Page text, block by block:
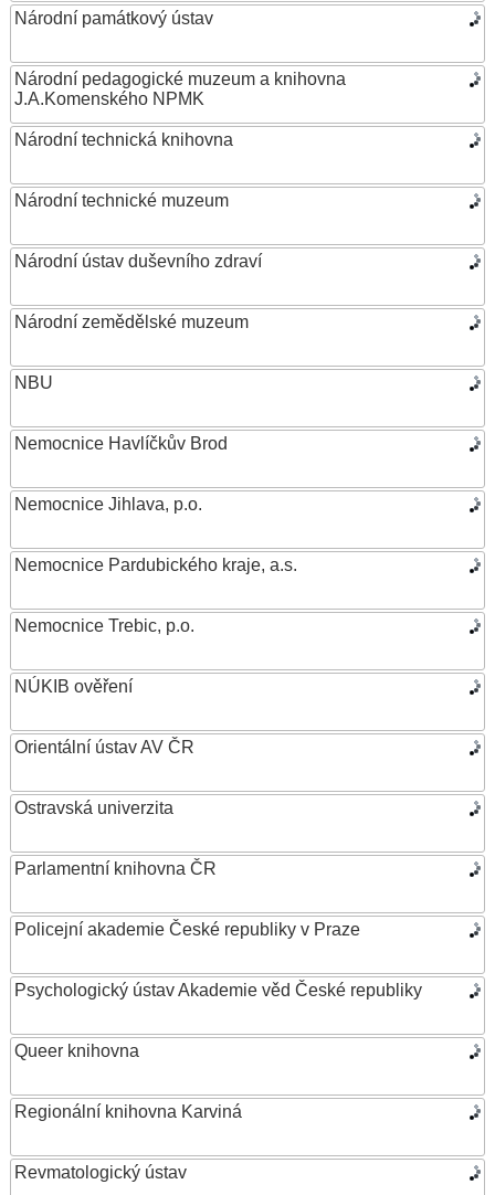
Národní památkový ústav
Národní pedagogické muzeum a knihovna
J.A.Komenského NPMK
Národní technická knihovna
Národní technické muzeum
Národní ústav duševního zdraví
Národní zemědělské muzeum
NBU
Nemocnice Havlíčkův Brod
Nemocnice Jihlava, p.o.
Nemocnice Pardubického kraje, a.s.
Nemocnice Trebic, p.o.
NÚKIB ověření
Orientální ústav AV ČR
Ostravská univerzita
Parlamentní knihovna ČR
Policejní akademie České republiky v Praze
Psychologický ústav Akademie věd České republiky
Queer knihovna
Regionální knihovna Karviná
Revmatologický ústav